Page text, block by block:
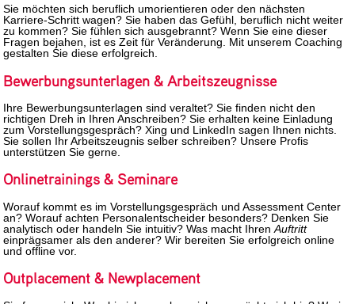
Sie möchten sich beruflich umorientieren oder den nächsten
Karriere-Schritt wagen? Sie haben das Gefühl, beruflich nicht weiter
zu kommen? Sie fühlen sich ausgebrannt? Wenn Sie eine dieser
Fragen bejahen, ist es Zeit für Veränderung. Mit unserem Coaching
gestalten Sie diese erfolgreich.
Bewerbungsunterlagen & Arbeitszeugnisse
Ihre Bewerbungsunterlagen sind veraltet? Sie finden nicht den
richtigen Dreh in Ihren Anschreiben? Sie erhalten keine Einladung
zum Vorstellungsgespräch? Xing und LinkedIn sagen Ihnen nichts.
Sie sollen Ihr Arbeitszeugnis selber schreiben? Unsere Profis
unterstützen Sie gerne.
Onlinetrainings & Seminare
Worauf kommt es im Vorstellungsgespräch und Assessment Center
an? Worauf achten Personalentscheider besonders? Denken Sie
analytisch oder handeln Sie intuitiv? Was macht IhrenAuftritt
einprägsamer als den anderer? Wir bereiten Sie erfolgreich online
und offline vor.
Outplacement & Newplacement